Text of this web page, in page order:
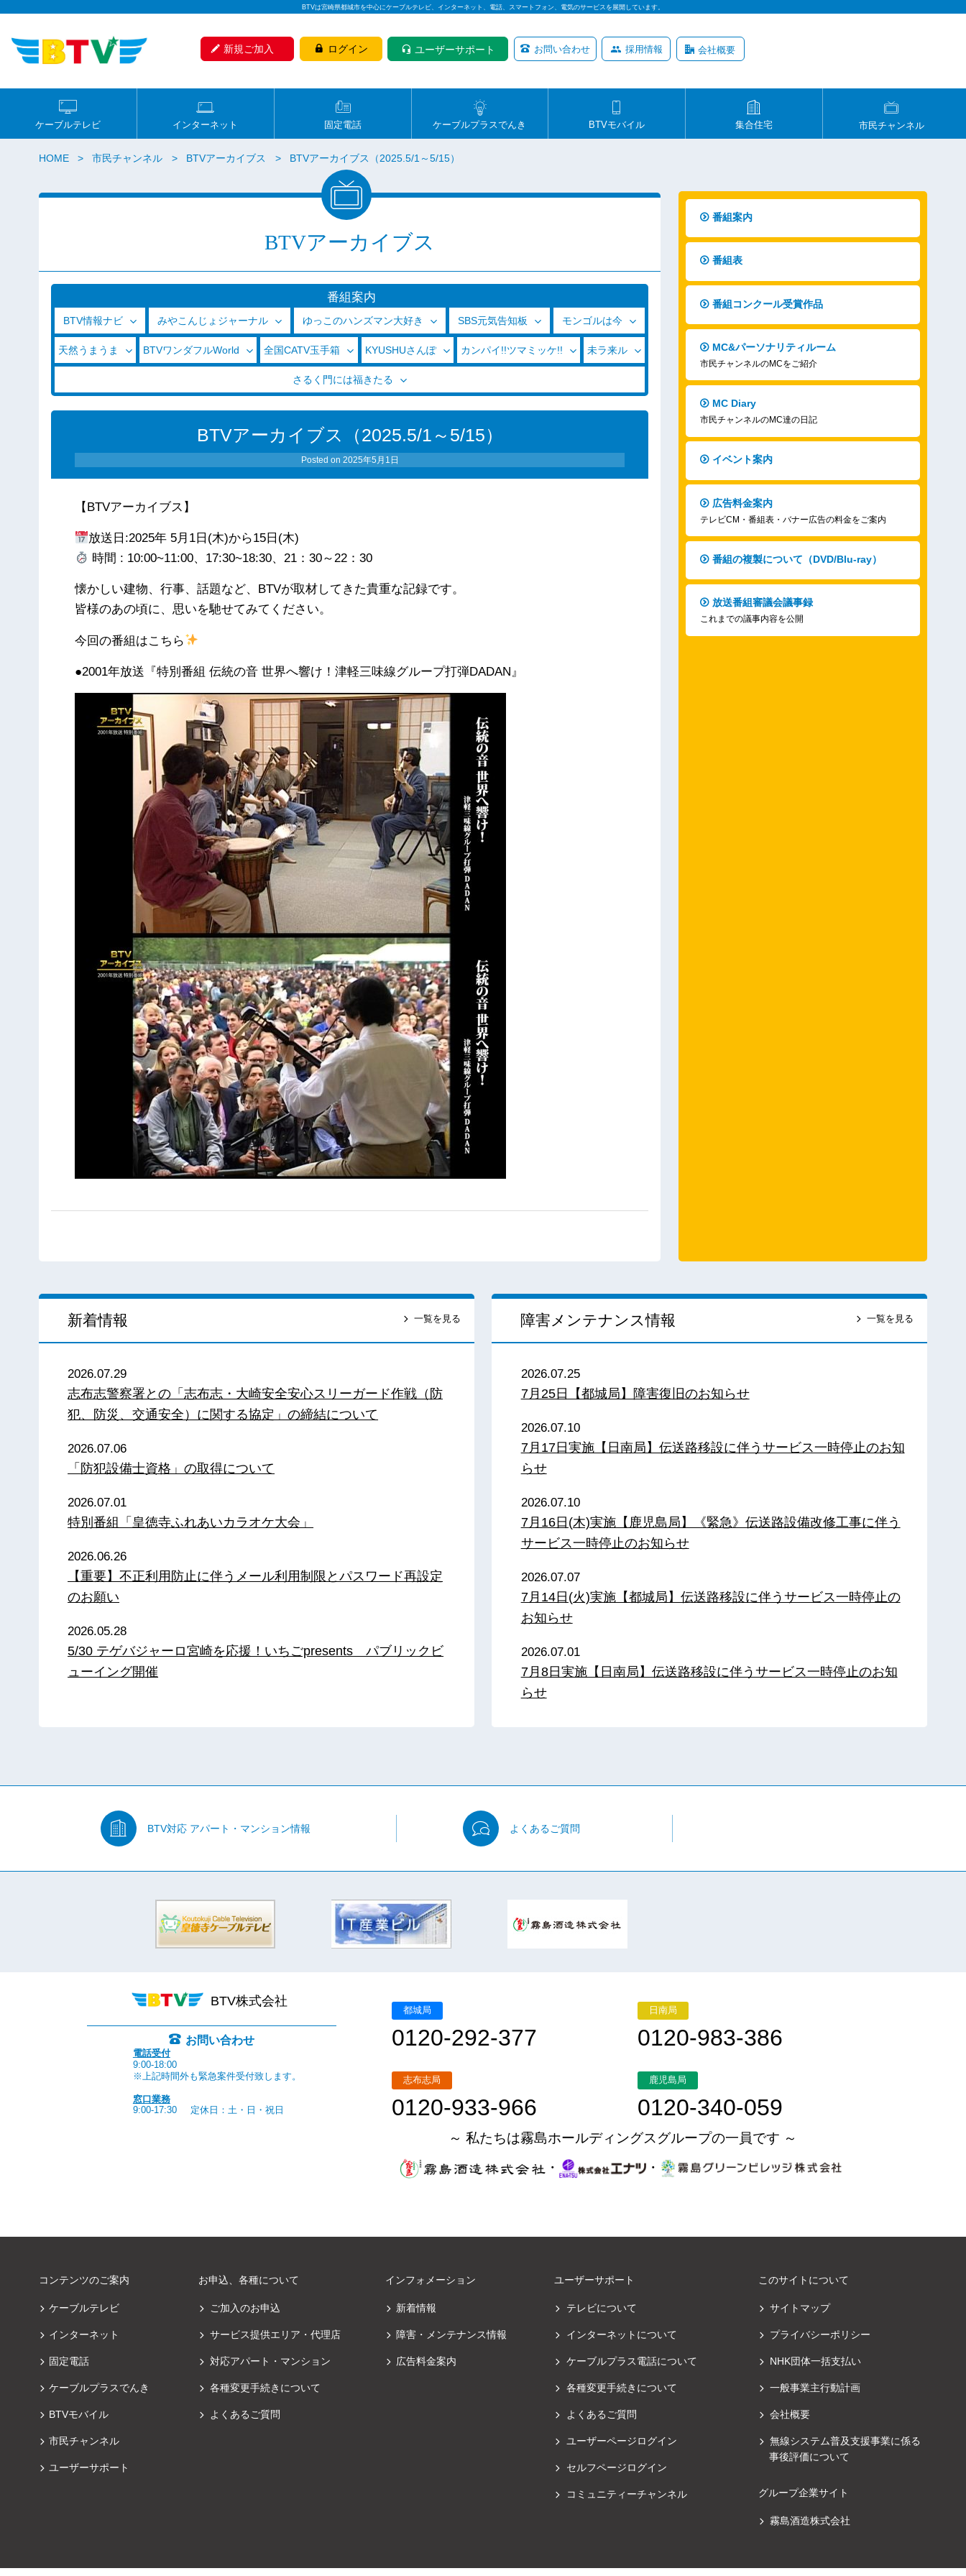
BTVは宮崎県都城市を中心にケーブルテレビ、インターネット、電話、スマートフォン、電気のサービスを展開しています。
新規ご加入 ログイン ユーザーサポート お問い合わせ 採用情報 会社概要
ケーブルテレビ インターネット 固定電話 ケーブルプラスでんき BTVモバイル 集合住宅 市民チャンネル
HOME 市民チャンネル BTVアーカイブス BTVアーカイブス（2025.5/1～5/15）
BTVアーカイブス
番組案内
BTV情報ナビ みやこんじょジャーナル ゆっこのハンズマン大好き SBS元気告知板 モンゴルは今
天然うまうま BTVワンダフルWorld 全国CATV玉手箱 KYUSHUさんぽ カンパイ!!ツマミッケ!! 未ラ来ル
さるく門には福きたる
BTVアーカイブス（2025.5/1～5/15）
Posted on 2025年5月1日
【BTVアーカイブス】
放送日:2025年 5月1日(木)から15日(木)
時間 : 10:00~11:00、17:30~18:30、21：30～22：30
懐かしい建物、行事、話題など、BTVが取材してきた貴重な記録です。
皆様のあの頃に、思いを馳せてみてください。
今回の番組はこちら
●2001年放送『特別番組 伝統の音 世界へ響け！津軽三味線グループ打弾DADAN』
番組案内
番組表
番組コンクール受賞作品
MC&パーソナリティルーム
市民チャンネルのMCをご紹介
MC Diary
市民チャンネルのMC達の日記
イベント案内
広告料金案内
テレビCM・番組表・バナー広告の料金をご案内
番組の複製について（DVD/Blu-ray）
放送番組審議会議事録
これまでの議事内容を公開
新着情報 一覧を見る
2026.07.29
志布志警察署との「志布志・大崎安全安心スリーガード作戦（防
犯、防災、交通安全）に関する協定」の締結について
2026.07.06
「防犯設備士資格」の取得について
2026.07.01
特別番組「皇徳寺ふれあいカラオケ大会」
2026.06.26
【重要】不正利用防止に伴うメール利用制限とパスワード再設定
のお願い
2026.05.28
5/30 テゲバジャーロ宮崎を応援！いちごpresents パブリックビ
ューイング開催
障害メンテナンス情報 一覧を見る
2026.07.25
7月25日【都城局】障害復旧のお知らせ
2026.07.10
7月17日実施【日南局】伝送路移設に伴うサービス一時停止のお知
らせ
2026.07.10
7月16日(木)実施【鹿児島局】《緊急》伝送路設備改修工事に伴う
サービス一時停止のお知らせ
2026.07.07
7月14日(火)実施【都城局】伝送路移設に伴うサービス一時停止の
お知らせ
2026.07.01
7月8日実施【日南局】伝送路移設に伴うサービス一時停止のお知
らせ
BTV対応 アパート・マンション情報 よくあるご質問
BTV株式会社
お問い合わせ
電話受付
9:00-18:00
※上記時間外も緊急案件受付致します。
窓口業務
9:00-17:30
定休日：土・日・祝日
都城局
0120-292-377
日南局
0120-983-386
志布志局
0120-933-966
鹿児島局
0120-340-059
～ 私たちは霧島ホールディングスグループの一員です ～
・
・
コンテンツのご案内
ケーブルテレビ
インターネット
固定電話
ケーブルプラスでんき
BTVモバイル
市民チャンネル
ユーザーサポート
お申込、各種について
ご加入のお申込
サービス提供エリア・代理店
対応アパート・マンション
各種変更手続きについて
よくあるご質問
インフォメーション
新着情報
障害・メンテナンス情報
広告料金案内
ユーザーサポート
テレビについて
インターネットについて
ケーブルプラス電話について
各種変更手続きについて
よくあるご質問
ユーザーページログイン
セルフページログイン
コミュニティーチャンネル
このサイトについて
サイトマップ
プライバシーポリシー
NHK団体一括支払い
一般事業主行動計画
会社概要
無線システム普及支援事業に係る
事後評価について
グループ企業サイト
霧島酒造株式会社